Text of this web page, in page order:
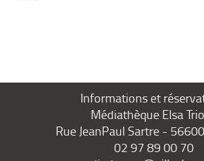
Informations et
Médiathèque Elsa
Rue JeanPaul Sartre -
02 97 89 00 70